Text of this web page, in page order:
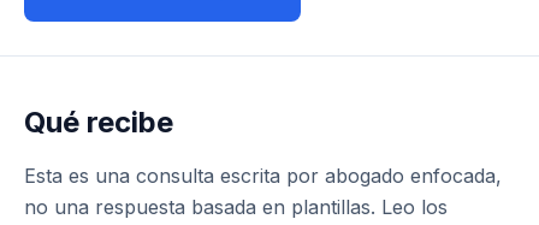
Qué recibe
Esta es una consulta escrita por abogado enfocada,
no una respuesta basada en plantillas. Leo los